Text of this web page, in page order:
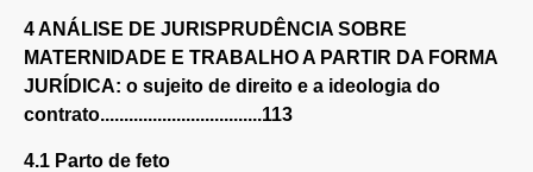
4 ANÁLISE DE JURISPRUDÊNCIA SOBRE
MATERNIDADE E TRABALHO A PARTIR DA FORMA
JURÍDICA: o sujeito de direito e a ideologia do
contrato..................................113
4.1 Parto de feto